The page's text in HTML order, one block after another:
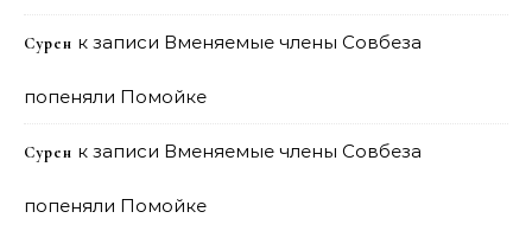
Сурен к записи Вменяемые члены Совбеза
попеняли Помойке
Сурен к записи Вменяемые члены Совбеза
попеняли Помойке